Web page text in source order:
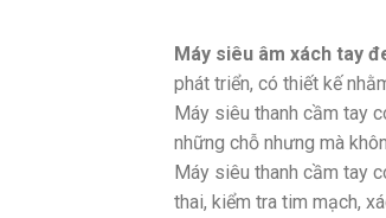
Máy siêu âm xách tay
phát triển, có thiết kế
Máy siêu thanh cầm tay
những chỗ nhưng mà
Máy siêu thanh cầm tay
thai, kiểm tra tim mạch,